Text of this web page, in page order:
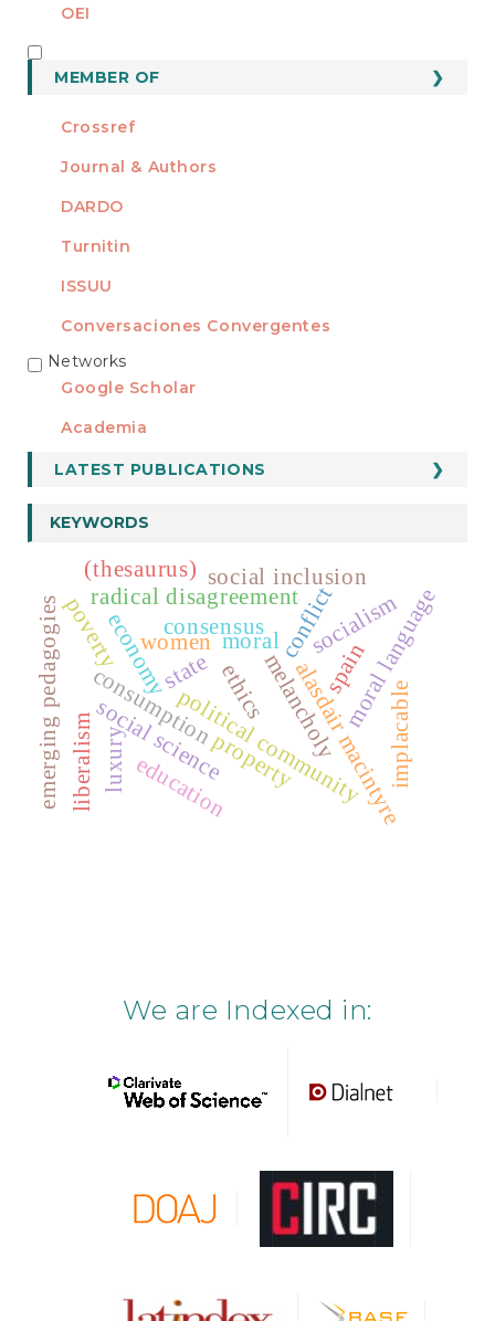
OEI
MEMBER OF
Crossref
Journal & Authors
DARDO
Turnitin
ISSUU
Conversaciones Convergentes
REDES
Networks
Google Scholar
Academia
LATEST PUBLICATIONS
KEYWORDS
alasdair macintyre
social sciencepolitical community
conflict
consensus
radical disagreement
ethics moral language
luxury
consumption
moral
economy melancholy
liberalism property implacable
socialism
state
education
poverty
social inclusion
spain
women
(thesaurus)
emerging pedagogies
We are Indexed in: